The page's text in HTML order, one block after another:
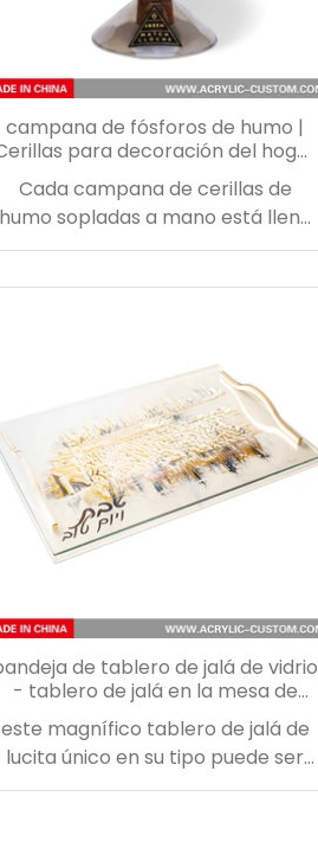
campana de fósforos de humo |
para decoración del hogar
en frascos de vidrio.
Cada campana de cerillas de
humo sopladas a mano está llena
de 120 cerillas de madera,
magnífico porta cerillas de lujo y la
campana para cerillas con
delantero son un magnífico
elemento imprescindible para la
iluminación de velas.
de tablero de jalá de vidrio
- tablero de jalá en la mesa de
shabat
este magnífico tablero de jalá de
lucita único en su tipo puede ser
adición atractiva y práctica a